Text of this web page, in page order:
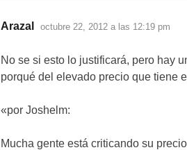
Arazal dice:
octubre 22, 2012 a las 12:19 pm
No se si esto lo justificará, pero hay
porqué del elevado precio que tiene
«por Joshelm:
Mucha gente está criticando su